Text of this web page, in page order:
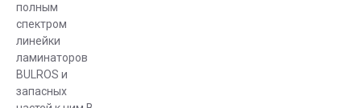
полным
спектром
линейки
ламинаторов
BULROS и
запасных